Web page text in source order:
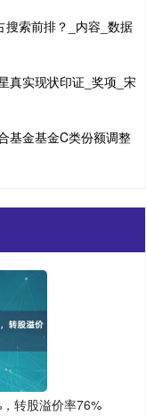
搜索前排？_内容_数据
真实现状印证_奖项_宋
基金基金C类份额调整
转股溢价率76%